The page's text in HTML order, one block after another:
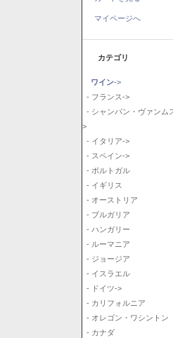
マイページへ
カテゴリ
ワイン->
- フランス->
- シャンパン・ヴァンム
>
- イタリア->
- スペイン->
- ポルトガル
- イギリス
- オーストリア
- ブルガリア
- ハンガリー
- ルーマニア
- ジョージア
- イスラエル
- ドイツ->
- カリフォルニア
- オレゴン・ワシントン
- カナダ